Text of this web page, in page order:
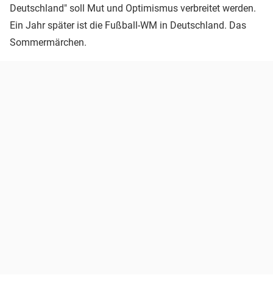
Deutschland" soll Mut und Optimismus verbreitet werden.
Ein Jahr später ist die Fußball-WM in Deutschland. Das
Sommermärchen.